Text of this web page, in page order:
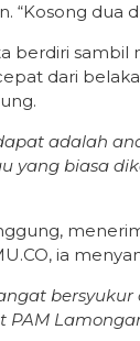
“Kosong dua
berdiri
dari
adalah
yang biasa
ia
PAM